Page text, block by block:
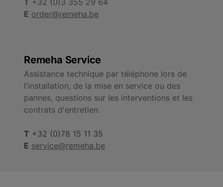
T +32 (0)3 355 29 64
E order@remeha.be
Remeha Service
Assistance technique par téléphone lors de
l'installation, de la mise en service ou des
pannes, questions sur les interventions et les
contrats d'entretien.
T +32 (0)78 15 11 35
E service@remeha.be